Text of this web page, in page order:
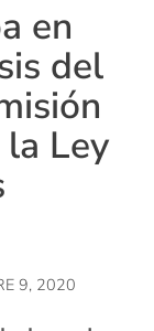
en
del
Ley
9, 2020